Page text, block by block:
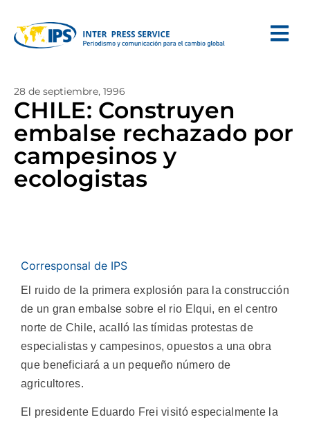
28 de septiembre, 1996
CHILE: Construyen
embalse rechazado por
campesinos y
ecologistas
Corresponsal de IPS
El ruido de la primera explosión para la construcción
de un gran embalse sobre el rio Elqui, en el centro
norte de Chile, acalló las tímidas protestas de
especialistas y campesinos, opuestos a una obra
que beneficiará a un pequeño número de
agricultores.
El presidente Eduardo Frei visitó especialmente la